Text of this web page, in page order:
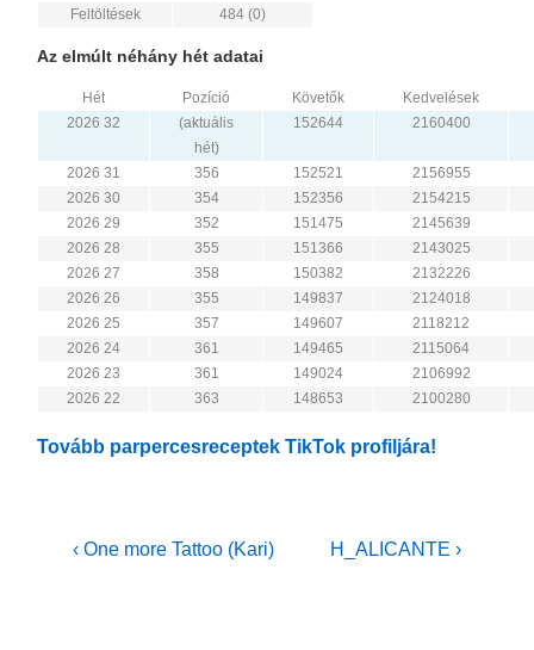
Feltöltések
484 (0)
Az elmúlt néhány hét adatai
Hét Pozíció Követők
Kedvelések
2026 32
(aktuális
hét)
152644 2160400
2026 31 356 152521
2156955
2026 30
354 152356
2154215
2026 29
352 151475
2145639
2026 28
355 151366
2143025
2026 27
358 150382
2132226
2026 26
355 149837
2124018
2026 25
357 149607
2118212
2026 24
361 149465
2115064
2026 23
361 149024
2106992
2026 22
363 148653 2100280
Tovább parpercesreceptek TikTok profiljára!
Bejegyzés
Previous
‹ One more Tattoo (Kari)
Next
H_ALICANTE ›